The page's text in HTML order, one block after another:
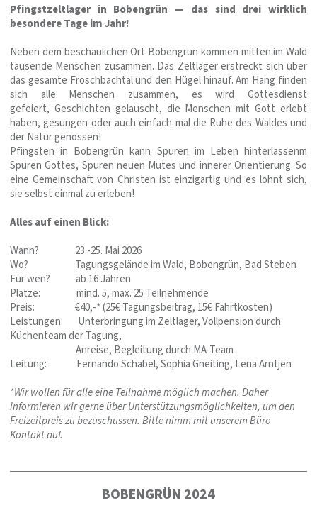
Pfingstzeltlager in Bobengrün — das sind drei wirklich
besondere Tage im Jahr!
Neben dem beschaulichen Ort Bobengrün kommen mitten im Wald
tausende Menschen zusammen. Das Zeltlager erstreckt sich über
das gesamte Froschbachtal und den Hügel hinauf. Am Hang finden
sich alle Menschen zusammen, es wird Gottesdienst
gefeiert, Geschichten gelauscht, die Menschen mit Gott erlebt
haben, gesungen oder auch einfach mal die Ruhe des Waldes und
der Natur genossen!
Pfingsten in Bobengrün kann Spuren im Leben hinterlassenm
Spuren Gottes, Spuren neuen Mutes und innerer Orientierung. So
eine Gemeinschaft von Christen ist einzigartig und es lohnt sich,
sie selbst einmal zu erleben!
Alles auf einen Blick:
Wann? 23.-25. Mai 2026
Wo? Tagungsgelände im Wald, Bobengrün, Bad Steben
Für wen? ab 16 Jahren
Plätze: mind. 5, max. 25 Teilnehmende
Preis: €40,-* (25€ Tagungsbeitrag, 15€ Fahrtkosten)
Leistungen: Unterbringung im Zeltlager, Vollpension durch
Küchenteam der Tagung,
Anreise, Begleitung durch MA-Team
Leitung: Fernando Schabel, Sophia Gneiting, Lena Arntjen
*Wir wollen für alle eine Teilnahme möglich machen. Daher
informieren wir gerne über Unterstützungsmöglichkeiten, um den
Freizeitpreis zu bezuschussen. Bitte nimm mit unserem Büro
Kontakt auf.
BOBENGRÜN 2024